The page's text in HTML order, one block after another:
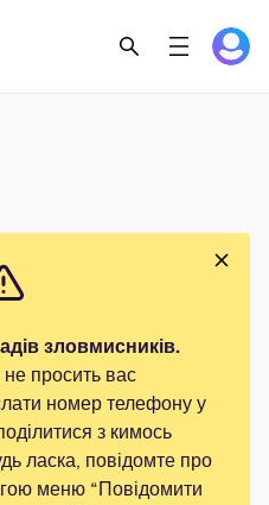
зловмисників.
просить вас
номер телефону у
з кимось
ласка, повідомте про
меню “Повідомити